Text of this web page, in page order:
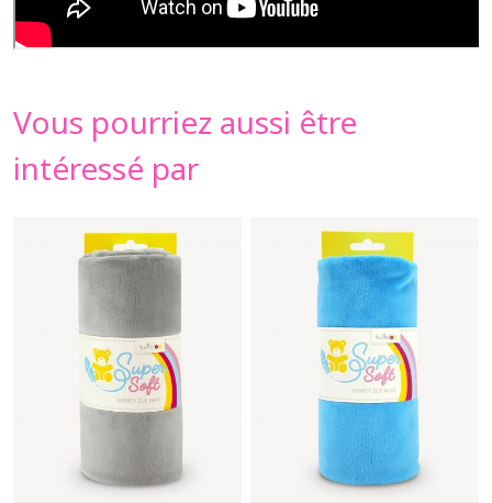
Vous pourriez aussi être
intéressé par